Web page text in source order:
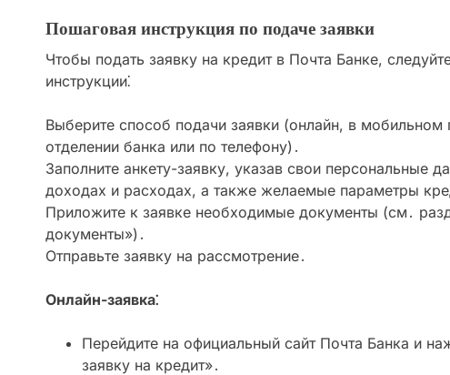
Пошаговая инструкция по подаче заявки
Чтобы подать заявку на кредит в Почта Банке,
инструкции⁚
Выберите способ подачи заявки (онлайн, в мобильном
отделении банка или по телефону)․
Заполните анкету-заявку, указав свои персональные
доходах и расходах, а также желаемые параметры
Приложите к заявке необходимые документы (см․
документы»)․
Отправьте заявку на рассмотрение․
Онлайн-заявка⁚
Перейдите на официальный сайт Почта Банка и
заявку на кредит»․